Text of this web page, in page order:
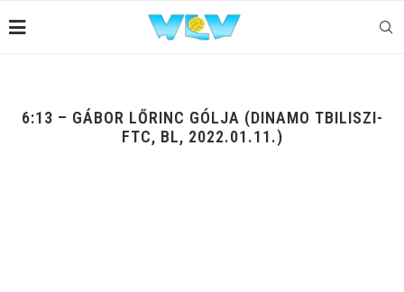
6:13 – GÁBOR LŐRINC GÓLJA (DINAMO TBILISZI-
FTC, BL, 2022.01.11.)